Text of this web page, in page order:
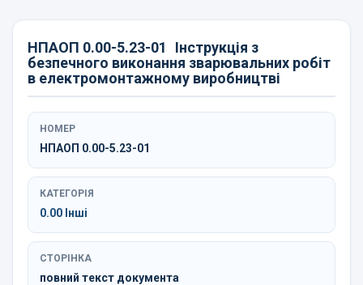
НПАОП 0.00-5.23-01
Інструкція з
безпечного виконання зварювальних робіт
в електромонтажному виробництві
НОМЕР
НПАОП 0.00-5.23-01
КАТЕГОРІЯ
0.00 Інші
СТОРІНКА
повний текст документа